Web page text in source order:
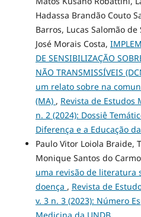
Hadassa Brandão Couto
Barros, Lucas Salomão
José Morais Costa,
DE SENSIBILIZAÇÃO
NÃO TRANSMISSÍVEIS
um relato sobre na
(MA) , Revista de Estudos
n. 2 (2024): Dossiê
Diferença e a Educação
Paulo Vitor Loiola Braide,
Monique Santos do
uma revisão de literatura
doença , Revista de
v. 3 n. 3 (2023): Número